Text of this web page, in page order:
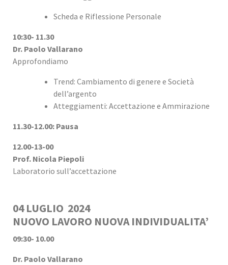
Scheda e Riflessione Personale
10:30- 11.30
Dr. Paolo Vallarano
Approfondiamo
Trend: Cambiamento di genere e Società
dell’argento
Atteggiamenti: Accettazione e Ammirazione
11.30-12.00: Pausa
12.00-13-00
Prof. Nicola Piepoli
Laboratorio sull’accettazione
04 LUGLIO 2024
NUOVO LAVORO NUOVA INDIVIDUALITA’
09:30- 10.00
Dr. Paolo Vallarano